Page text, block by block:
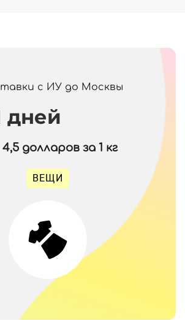
с ИУ до Москвы
дней
долларов за 1 кг
ВЕЩИ